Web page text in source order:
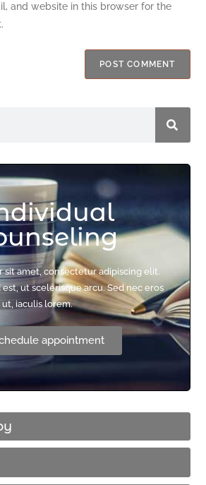
and website in this browser for the
sit amet, consectetur adipiscing elit.
ut scelerisque arcu. Sed nec eros
iaculis lorem.
appointment